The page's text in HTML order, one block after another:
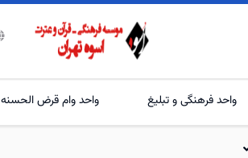
واحد فرهنگی و تبلیغ واحد وام قرض الحسنه